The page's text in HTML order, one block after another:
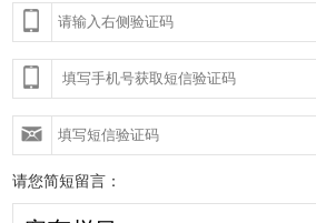
请您简短留言：